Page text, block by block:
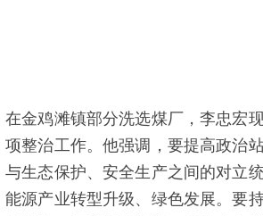
在金鸡滩镇部分洗选煤厂，李忠宏
项整治工作。他强调，要提高政治
与生态保护、安全生产之间的对立
能源产业转型升级、绿色发展。要